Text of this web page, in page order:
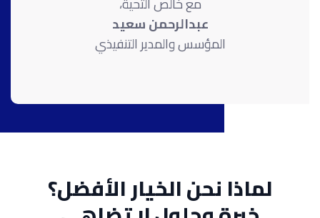
عبدالرحمن سعيد
المؤسس والمدير التنفيذي
لماذا نحن الخيار الأفضل؟